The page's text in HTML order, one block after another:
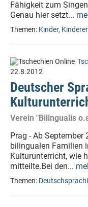
Fähigkeit zum
Genau hier setzt...
Themen: Kinder,
22.8.2012
Deutscher
Verein "Bilingualis
Prag - Ab
bilingualen Familien
Kulturunterricht, wie
mitteilte.Bei den...
Themen: